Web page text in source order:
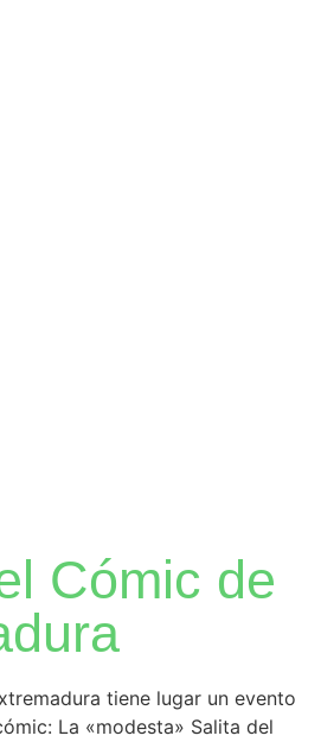
Cómic de
tiene lugar un evento
La «modesta» Salita del